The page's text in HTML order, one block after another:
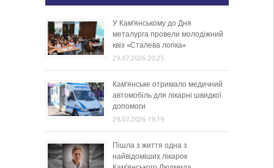
У Кам’янському до Дня
металурга провели молодіжний
квіз «Сталева логіка»
29.07.2026 20:25
Кам’янське отримало медичний
автомобіль для лікарні швидкої
допомоги
29.07.2026 19:19
Пішла з життя одна з
найвідоміших лікарок